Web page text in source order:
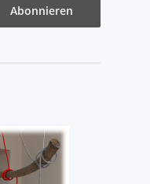
Abonnieren